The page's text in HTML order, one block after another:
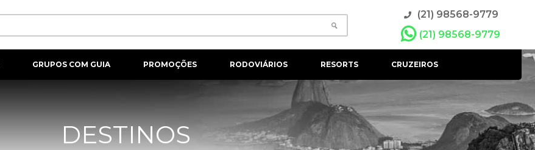
(21) 98568-9779
(21) 98568-9779
GRUPOS COM GUIA PROMOÇÕES RODOVIÁRIOS RESORTS CRUZEIROS
DESTINOS